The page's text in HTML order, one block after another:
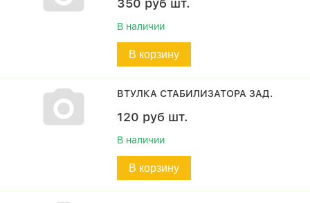
350 руб шт.
В наличии
В корзину
ВТУЛКА СТАБИЛИЗАТОРА ЗАД.
120 руб шт.
В наличии
В корзину